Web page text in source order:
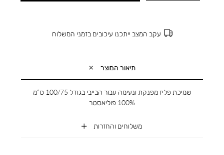
עקב המצב ייתכנו עיכובים בזמני המשלוח
תיאור המוצר
משלוחים והחזרות
שמיכת פליז מפנקת ונעימה עבור הבייבי בגודל 100/75 ס”מ
100% פוליאסטר